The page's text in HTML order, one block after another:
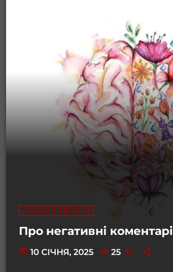
ОНЛАЙН-ТЕРАПІЯ
Про негативні коментарі
today 10 СІЧНЯ, 2025 25